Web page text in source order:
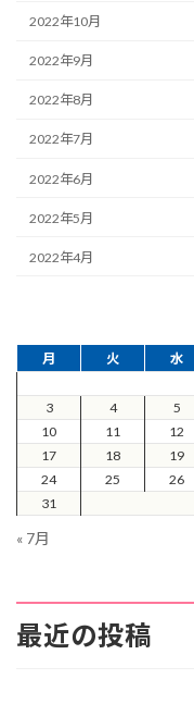
2022年10月
2022年9月
2022年8月
2022年7月
2022年6月
2022年5月
2022年4月
月 火 水
3
4 5
10
11 12
17
18 19
24
25 26
31
« 7月
最近の投稿